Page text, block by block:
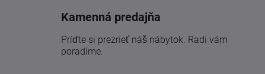
Kamenná predajňa
Príďte si prezrieť náš nábytok. Radi vám
poradíme.